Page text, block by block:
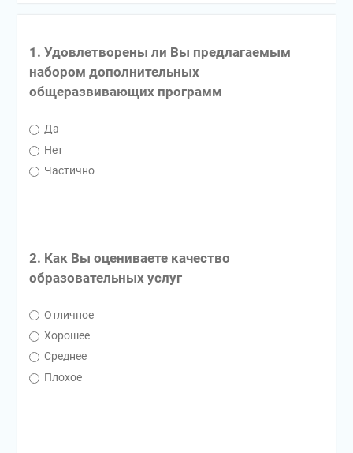
1. Удовлетворены ли Вы предлагаемым
набором дополнительных
общеразвивающих программ
Да
Нет
Частично
2. Как Вы оцениваете качество
образовательных услуг
Отличное
Хорошее
Среднее
Плохое